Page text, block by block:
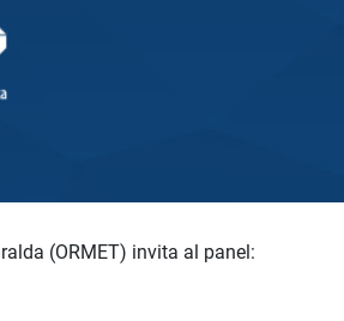
(ORMET) invita al panel: